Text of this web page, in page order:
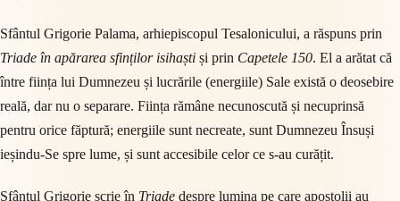
Sfântul Grigorie Palama, arhiepiscopul Tesalonicului, a răspuns prin
Triade în apărarea sfinților isihaști și prin Capetele 150. El a arătat că
între ființa lui Dumnezeu și lucrările (energiile) Sale există o deosebire
reală, dar nu o separare. Ființa rămâne necunoscută și necuprinsă
pentru orice făptură; energiile sunt necreate, sunt Dumnezeu Însuși
ieșindu-Se spre lume, și sunt accesibile celor ce s-au curățit.
Sfântul Grigorie scrie în Triade despre lumina pe care apostolii au